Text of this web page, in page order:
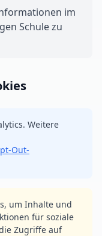
im
Schule zu
Weitere
Out-
um Inhalte und
für soziale
Zugriffe auf